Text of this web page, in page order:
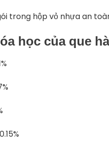
trong hộp vỏ nhựa an
học của que